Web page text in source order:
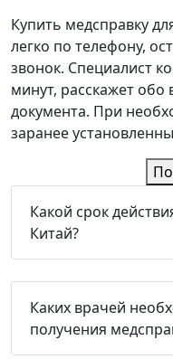
Купить медсправку
легко по телефону,
звонок. Специалист
минут, расскажет обо
документа. При
заранее
Какой срок
Китай?
Каких врачей
получения